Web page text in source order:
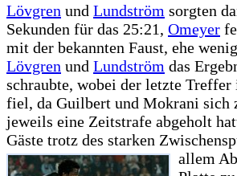
Lövgren und Lundström sorgten
Sekunden für das 25:21, Omeyer
mit der bekannten Faust, ehe
Lövgren und Lundström das
schraubte, wobei der letzte
fiel, da Guilbert und Mokrani sich
jeweils eine Zeitstrafe abgeholt
Gäste trotz des starken
allem